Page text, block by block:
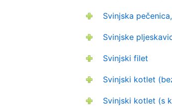
Svinjska
Svinjske
Svinjski filet
Svinjski kotlet
Svinjski kotlet (s